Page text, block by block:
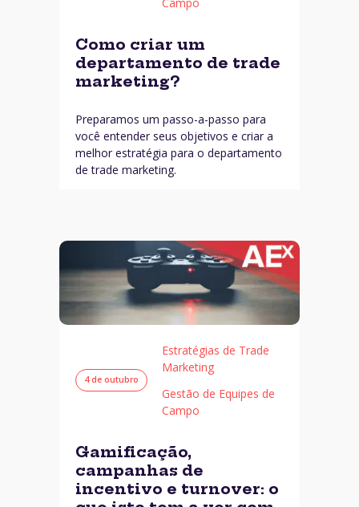
Como criar um
departamento de trade
marketing?
Preparamos um passo-a-passo para
você entender seus objetivos e criar a
melhor estratégia para o departamento
de trade marketing.
4 de outubro
Estratégias de Trade
Marketing
Gestão de Equipes de
Campo
Gamificação,
campanhas de
incentivo e turnover: o